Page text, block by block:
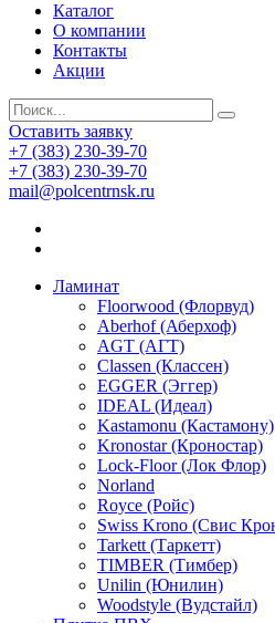
Каталог
О компании
Контакты
Акции
Оставить заявку
+7 (383) 230-39-70
+7 (383) 230-39-70
mail@polcentrnsk.ru
Ламинат
Floorwood (Флорвуд)
Aberhof (Аберхоф)
AGT (АГТ)
Classen (Классен)
EGGER (Эггер)
IDEAL (Идеал)
Kastamonu (Кастамону)
Kronostar (Кроностар)
Lock-Floor (Лок Флор)
Norland
Royce (Ройс)
Swiss Krono (Свис
Tarkett (Таркетт)
TIMBER (Тимбер)
Unilin (Юнилин)
Woodstyle (Вудстайл)